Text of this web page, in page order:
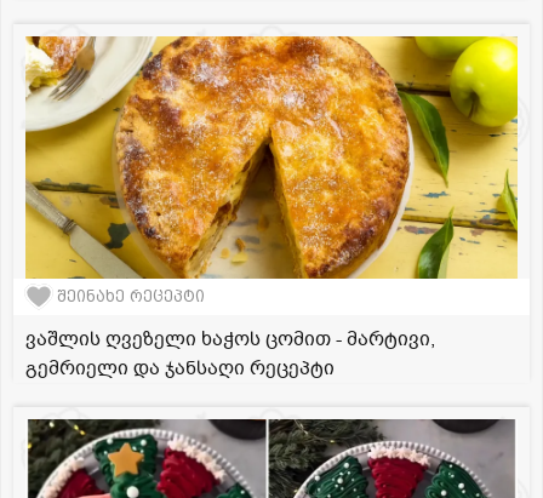
შეინახე რეცეპტი
ვაშლის ღვეზელი ხაჭოს ცომით - მარტივი,
გემრიელი და ჯანსაღი რეცეპტი